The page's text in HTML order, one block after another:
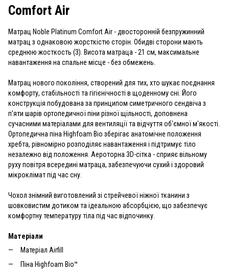
Comfort Air
Матрац Noble Platinum Comfort Air - двосторонній безпружинний
матрац з однаковою жорсткістю сторін. Обидві сторони мають
среднюю жосткость (3). Висота матраца - 21 см, максимальне
навантаження на спальне місце - без обмежень.
Матрац нового покоління, створений для тих, хто шукає поєднання
комфорту, стабільності та гігієнічності в щоденному сні. Його
конструкція побудована за принципом симетричного сендвіча з
п'яти шарів ортопедичної піни різної щільності, доповнена
сучасними матеріалами для вентиляції та відчуття об'ємної м'якості.
Ортопедична піна Highfoam Bio зберігає анатомічне положення
хребта, рівномірно розподіляє навантаження і підтримує тіло
незалежно від положення. Аероторна 3D-сітка - сприяє вільному
руху повітря всередині матраца, забезпечуючи сухий і здоровий
мікроклімат під час сну.
Чохол знімний виготовлений зі стрейчевої ніжної тканини з
шовковистим дотиком та ідеальною абсорбцією, що забезпечує
комфортну температуру тіла під час відпочинку.
Матеріали
Матеріал Airfill
Піна Highfoam Bio™